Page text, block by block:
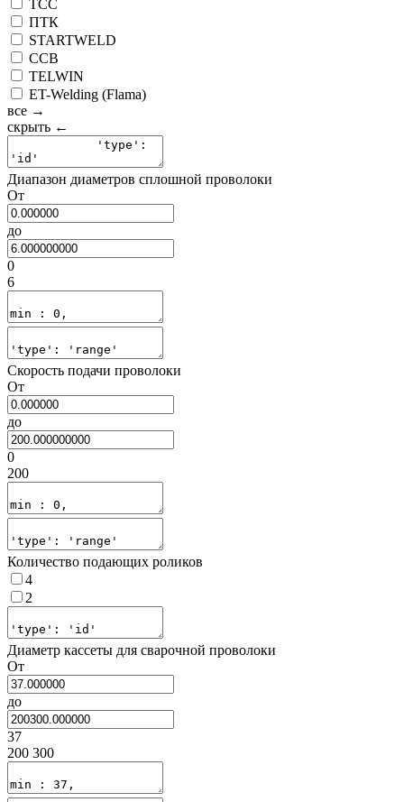
ТСС
ПТК
STARTWELD
ССВ
TELWIN
ET-Welding (Flama)
все →
скрыть ←
Диапазон диаметров сплошной проволоки
От
до
0
6
Скорость подачи проволоки
От
до
0
200
Количество подающих роликов
4
2
Диаметр кассеты для сварочной проволоки
От
до
37
200 300